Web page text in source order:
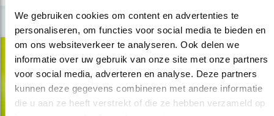
We gebruiken cookies om content en advertenties te
personaliseren, om functies voor social media te bieden en
om ons websiteverkeer te analyseren. Ook delen we
informatie over uw gebruik van onze site met onze partners
voor social media, adverteren en analyse. Deze partners
kunnen deze gegevens combineren met andere informatie
die u aan ze heeft verstrekt of die ze hebben verzameld op